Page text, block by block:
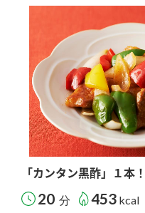
「カンタン黒酢」１本
20 分 453 kcal